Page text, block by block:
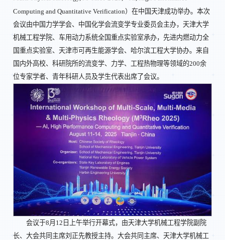
Computing and Quantitative Verification）在中国天津成功举办。本次
会议由中国力学学会、中国化学会流变学专业委员会主办，天津大学
机械工程学院、车用动力系统全国重点实验室承办，先进内燃动力全
国重点实验室、天津市可再生能源学会、哈尔滨工程大学协办。来自
国内外高校、科研院所的流变学、力学、工程热物理等领域的200余
位专家学者、青年科研人员及学生代表出席了会议。
会议于8月12日上午举行开幕式，由天津大学机械工程学院副院
长、大会共同主席刘正先教授主持。大会共同主席、天津大学机械工